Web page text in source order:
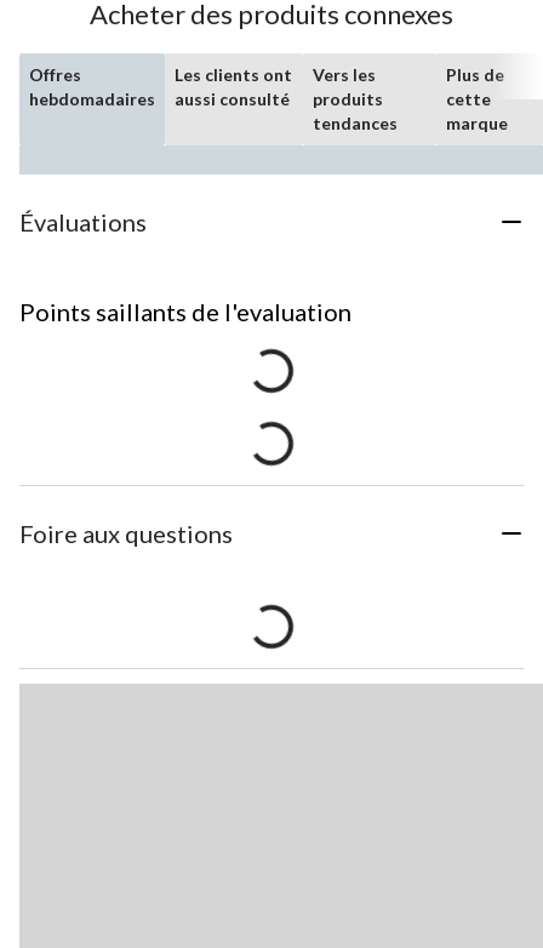
Acheter des produits connexes
Offres
hebdomadaires
Les clients ont
aussi consulté
Vers les
produits
tendances
Plus de
cette
marque
Évaluations
Points saillants de l'evaluation
Foire aux questions